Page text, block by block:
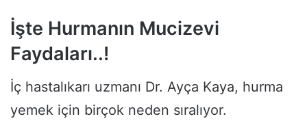
İşte Hurmanın Mucizevi
Faydaları..!
İç hastalıkarı uzmanı Dr. Ayça Kaya, hurma
yemek için birçok neden sıralıyor.